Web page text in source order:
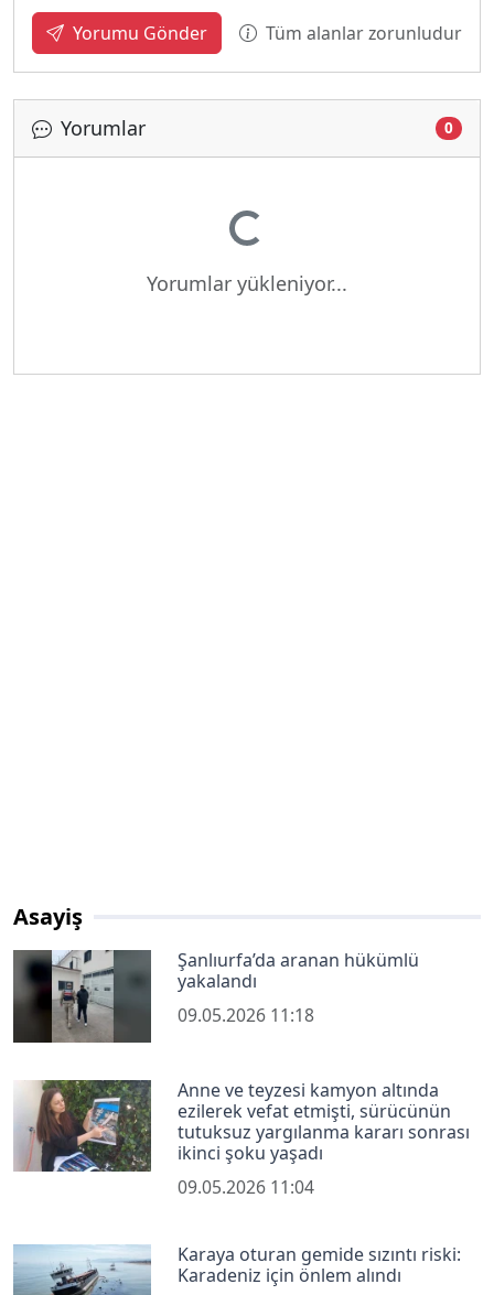
Yorumu Gönder Tüm alanlar zorunludur
Yorumlar 0
Yükleniyor...
Yorumlar yükleniyor...
Asayiş
Şanlıurfa’da aranan hükümlü
yakalandı
09.05.2026 11:18
Anne ve teyzesi kamyon altında
ezilerek vefat etmişti, sürücünün
tutuksuz yargılanma kararı sonrası
ikinci şoku yaşadı
09.05.2026 11:04
Karaya oturan gemide sızıntı riski:
Karadeniz için önlem alındı